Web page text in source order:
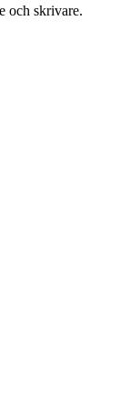
och skrivare.